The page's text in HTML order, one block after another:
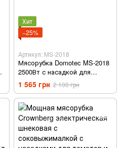
Хит
−25%
Артикул: MS-2018
Мясорубка Domotec MS-2018
2500Вт с насадкой для
колбас и 3 решетками для
фарша
1 565 грн 2 100 грн